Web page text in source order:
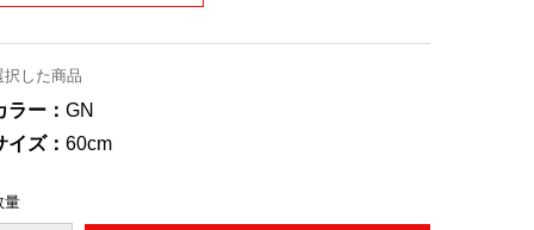
択した商品
ラー： GN
イズ： 60cm
量